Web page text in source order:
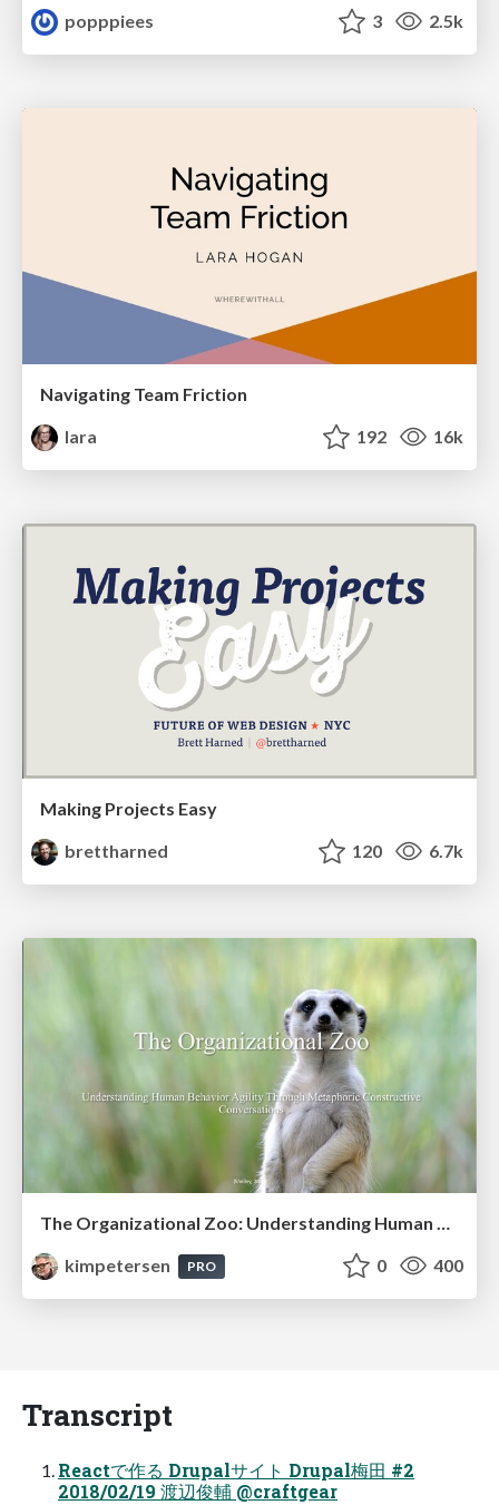
popppiees
3 2.5k
Navigating Team Friction
lara
192 16k
Making Projects Easy
brettharned
120 6.7k
The Organizational Zoo: Understanding Human Behavior Agility Through Metaphoric Constructive Conversations (based on the works of Arthur Shelley, Ph.D)
kimpetersen
PRO 0 400
Transcript
Reactで作る Drupalサイト Drupal梅田 #2
2018/02/19 渡辺俊輔 @craftgear